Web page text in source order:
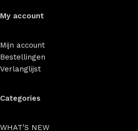
My account
Mijn account
Bestellingen
Verlanglijst
Categories
WHAT’S NEW